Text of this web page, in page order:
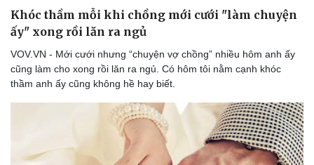
Văn hóa
Sân khấu - Điện ảnh
Văn học
Âm nhạc
Di sản
Giải trí
Thời trang
Sao Việt
Khóc thầm mỗi khi chồng mới cưới "làm chuyện
ấy" xong rồi lăn ra ngủ
VOV.VN - Mới cưới nhưng “chuyện vợ chồng” nhiều hôm anh ấy
cũng làm cho xong rồi lăn ra ngủ. Có hôm tôi nằm cạnh khóc
thầm anh ấy cũng không hề hay biết.